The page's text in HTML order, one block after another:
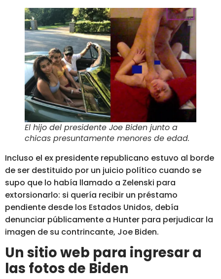
El hijo del presidente Joe Biden junto a
chicas presuntamente menores de edad.
Incluso el ex presidente republicano estuvo al borde
de ser destituido por un juicio político cuando se
supo que lo había llamado a Zelenski para
extorsionarlo: si quería recibir un préstamo
pendiente desde los Estados Unidos, debía
denunciar públicamente a Hunter para perjudicar la
imagen de su contrincante, Joe Biden.
Un sitio web para ingresar a
las fotos de Biden